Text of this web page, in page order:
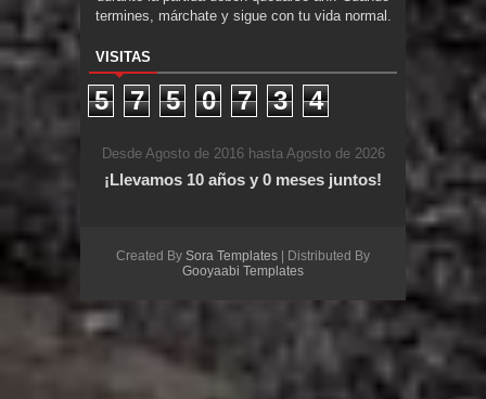
termines, márchate y sigue con tu vida normal.
VISITAS
5 7 5 0 7 3 4
Desde Agosto de 2016 hasta Agosto de 2026
¡Llevamos 10 años y 0 meses juntos!
Created By Sora Templates | Distributed By
Gooyaabi Templates